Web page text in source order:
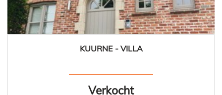
210 m² 3 2
KUURNE - VILLA
Verkocht